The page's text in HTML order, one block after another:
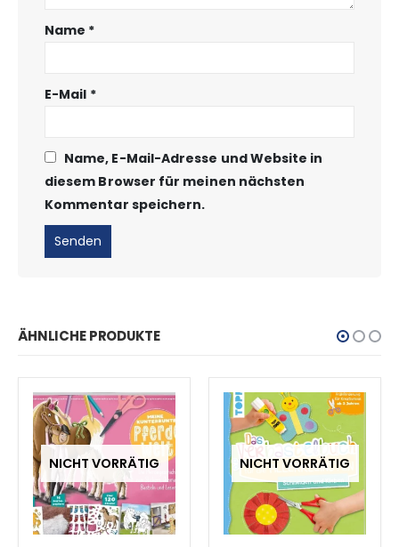
Name *
E-Mail *
Name, E-Mail-Adresse und Website in
diesem Browser für meinen nächsten
Kommentar speichern.
ÄHNLICHE PRODUKTE
NICHT VORRÄTIG NICHT VORRÄTIG